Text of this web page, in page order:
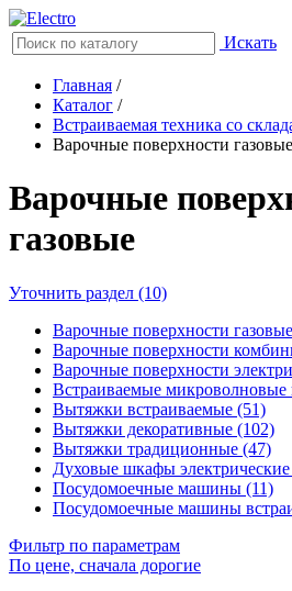
Искать
Главная /
Каталог /
Встраиваемая техника со
Варочные поверхности
Варочные
газовые
Уточнить раздел (10)
Варочные поверхности
Варочные поверхности
Варочные поверхности
Встраиваемые микроволновые
Вытяжки встраиваемые (51)
Вытяжки декоративные (102)
Вытяжки традиционные (47)
Духовые шкафы
Посудомоечные машины (11)
Посудомоечные машины
Фильтр по параметрам
По цене, сначала дорогие